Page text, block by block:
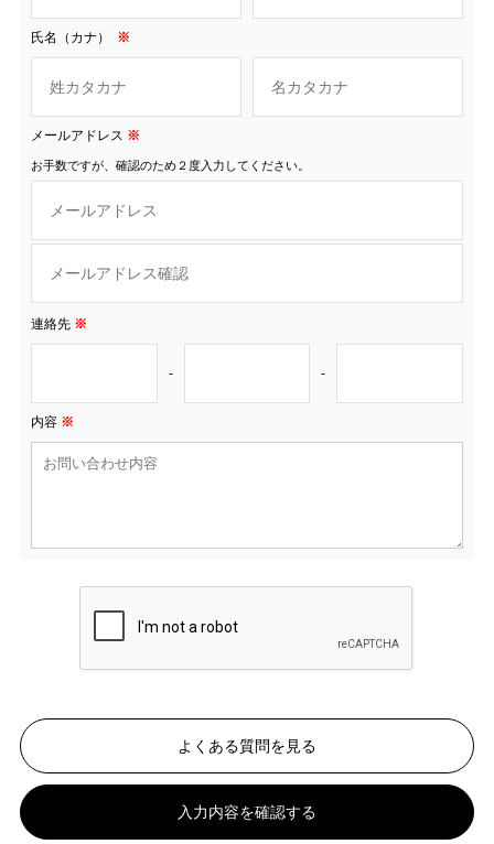
氏名（カナ） ※
メールアドレス ※
お手数ですが、確認のため２度入力してください。
連絡先 ※
- -
内容 ※
よくある質問を見る
入力内容を確認する